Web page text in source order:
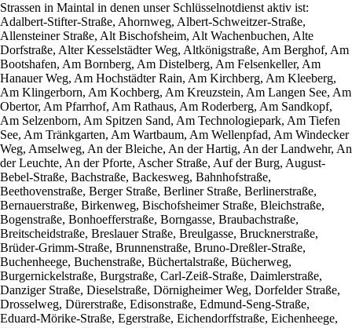
Strassen in Maintal in denen unser Schlüsselnotdienst aktiv ist:
Adalbert-Stifter-Straße, Ahornweg, Albert-Schweitzer-Straße,
Allensteiner Straße, Alt Bischofsheim, Alt Wachenbuchen, Alte
Dorfstraße, Alter Kesselstädter Weg, Altkönigstraße, Am Berghof, Am
Bootshafen, Am Bornberg, Am Distelberg, Am Felsenkeller, Am
Hanauer Weg, Am Hochstädter Rain, Am Kirchberg, Am Kleeberg,
Am Klingerborn, Am Kochberg, Am Kreuzstein, Am Langen See, Am
Obertor, Am Pfarrhof, Am Rathaus, Am Roderberg, Am Sandkopf,
Am Selzenborn, Am Spitzen Sand, Am Technologiepark, Am Tiefen
See, Am Tränkgarten, Am Wartbaum, Am Wellenpfad, Am Windecker
Weg, Amselweg, An der Bleiche, An der Hartig, An der Landwehr, An
der Leuchte, An der Pforte, Ascher Straße, Auf der Burg, August-
Bebel-Straße, Bachstraße, Backesweg, Bahnhofstraße,
Beethovenstraße, Berger Straße, Berliner Straße, Berlinerstraße,
Bernauerstraße, Birkenweg, Bischofsheimer Straße, Bleichstraße,
Bogenstraße, Bonhoefferstraße, Borngasse, Braubachstraße,
Breitscheidstraße, Breslauer Straße, Breulgasse, Brucknerstraße,
Brüder-Grimm-Straße, Brunnenstraße, Bruno-Dreßler-Straße,
Buchenheege, Buchenstraße, Büchertalstraße, Bücherweg,
Burgernickelstraße, Burgstraße, Carl-Zeiß-Straße, Daimlerstraße,
Danziger Straße, Dieselstraße, Dörnigheimer Weg, Dorfelder Straße,
Drosselweg, Dürerstraße, Edisonstraße, Edmund-Seng-Straße,
Eduard-Mörike-Straße, Egerstraße, Eichendorffstraße, Eichenheege,